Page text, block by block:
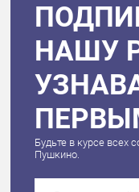
НАШУ
Будьте в курсе всех
Пушкино.